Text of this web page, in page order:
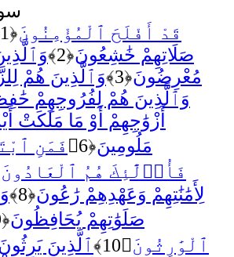
قَدْ أَفْلَحَ ٱلْمُؤْمِنُونَ﴿1﴾
صَلَاتِهِمْ خَٰشِعُونَ﴿2﴾
مُعْرِضُونَ﴿3﴾ وَٱلَّذِينَ هُمْ
وَٱلَّذِينَ هُمْ لِفُرُوجِهِمْ
أَزْوَٰجِهِمْ أَوْ مَا مَلَكَتْ
مَلُومِينَ﴿6﴾
فَمَنِ
فَأُو۟لَٰٓئِكَ هُمُ ٱلْعَادُونَ
لِأَمَٰنَٰتِهِمْ وَعَهْدِهِمْ رَٰعُونَ﴿8﴾
صَلَوَٰتِهِمْ يُحَافِظُونَ﴿9﴾
ٱلْوَٰرِثُونَ﴿10﴾
ٱلَّذِينَ